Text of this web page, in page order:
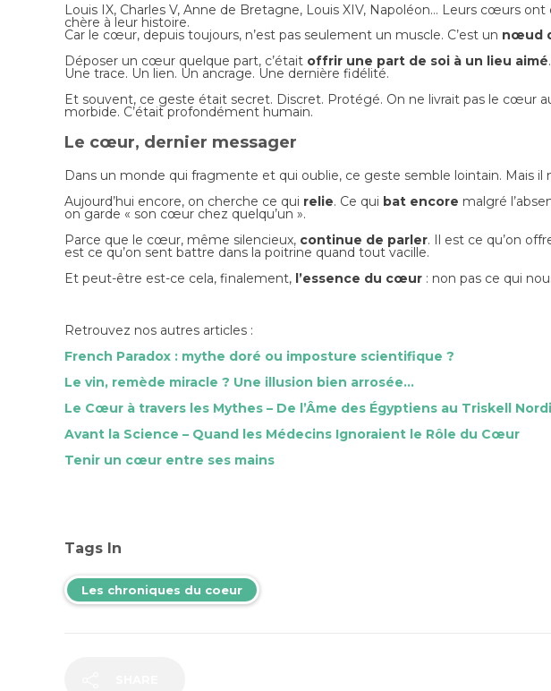
Louis IX, Charles V, Anne de Bretagne, Louis XIV, Napoléon… Leurs cœurs
chère à leur histoire.
Car le cœur, depuis toujours, n’est pas seulement un muscle. C’est un nœud
Déposer un cœur quelque part, c’était offrir une part de soi à un lieu aimé.
Une trace. Un lien. Un ancrage. Une dernière fidélité.
Et souvent, ce geste était secret. Discret. Protégé. On ne livrait pas le cœur
morbide. C’était profondément humain.
Le cœur, dernier messager
Dans un monde qui fragmente et qui oublie, ce geste semble lointain. Mais il
Aujourd’hui encore, on cherche ce qui relie. Ce qui bat encore malgré
on garde « son cœur chez quelqu’un ».
Parce que le cœur, même silencieux, continue de parler. Il est ce qu’on
est ce qu’on sent battre dans la poitrine quand tout vacille.
Et peut-être est-ce cela, finalement, l’essence du cœur : non pas ce qui
Retrouvez nos autres articles :
French Paradox : mythe doré ou imposture scientifique ?
Le vin, remède miracle ? Une illusion bien arrosée…
Le Cœur à travers les Mythes – De l’Âme des Égyptiens au Triskell
Avant la Science – Quand les Médecins Ignoraient le Rôle du Cœur
Tenir un cœur entre ses mains
Tags In
Les chroniques du coeur